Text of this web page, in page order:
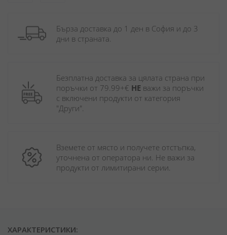
Бърза доставка до 1 ден в София и до 3
дни в страната.
Безплатна доставка за цялата страна при
поръчки от 79.99+€ НЕ важи за поръчки
с включени продукти от категория
"Други".
Вземете от място и получете отстъпка,
уточнена от оператора ни. Не важи за
продукти от лимитирани серии.
ХАРАКТЕРИСТИКИ: